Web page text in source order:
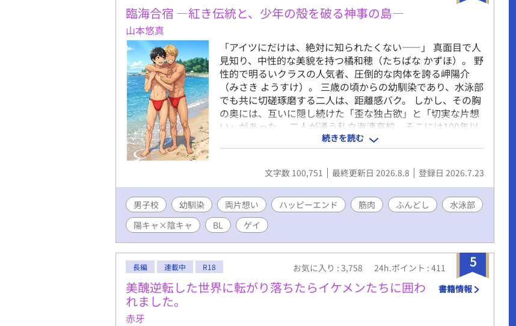
臨海合宿 ―紅き伝統と、少年の殻を破る神事の島―
山本悠真
「アイツにだけは、絶対に知られたくない――」 真面目で人
見知り、中性的な美貌を持つ橘和穂（たちばな かずほ）。 野
性的で明るいクラスの人気者、圧倒的な肉体を誇る岬陽介
（みさき ようすけ）。 三歳の頃からの幼馴染であり、水泳部
でも共に切磋琢磨する二人は、距離感バク。 しかし、その胸
の奥には、互いに隠し続けた「歪な独占欲」と「切実な片想
い」があった。 二人が通う私立海濤高校。そこには100年以
上、決して口外することを許されない秘儀があった。 スポー
ツ特待生の少年たちが、合宿の際に辿り着く場所――それ
は、孤島に鎮座する「金精様」の社。 両片想いだった和穂と
陽介は、前日の秘密の「ふんどし練習」でお互いへの思いを
に苛烈で、官能的な神事だった。 触れ合う素肌の熱、高鳴る
鼓動、そして互いの「欲」を封じ込められた絶望的なまでの
渇き。 静寂に包まれた社の中で、二人はただ、相手の体温だ
けを頼りに「男」への階段を登っていく。 やがて儀式が終わ
り、重い鎖が解き放たれたとき。 極限まで高まった二人の
「好き」は、もはや誰にも止められない衝動となって爆発す
る。 「陽介のちんこ…早く欲しい…」 「もう、和穂ぉ…ほん
と煽んなって…俺、マジで余裕ゼロなんだからさ…」 神前で
続きを読む
文字数 100,751 最終更新日 2026.8.8 登録日 2026.7.23
男子校 幼馴染 両片想い ハッピーエンド 筋肉 ふんどし
水泳部
陽キャ×陰キャ
BL ゲイ
5
長編 連載中 R18 お気に入り : 3,758 24h.ポイント : 411
美醜逆転した世界に転がり落ちたらイケメンたちに囲わ
れました。
赤牙
書籍情報